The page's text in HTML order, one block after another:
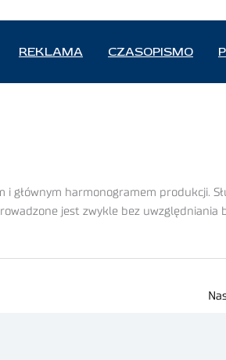
REKLAMA CZASOPISMO
głównym harmonogramem produkcji.
jest zwykle bez uwzględniania